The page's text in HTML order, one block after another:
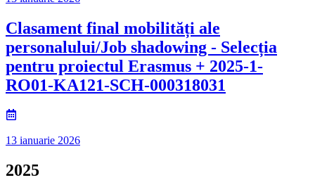
Clasament final mobilități ale
personalului/Job shadowing - Selecția
pentru proiectul Erasmus + 2025-1-
RO01-KA121-SCH-000318031
13 ianuarie 2026
2025